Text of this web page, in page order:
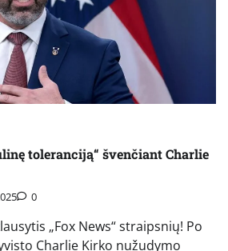
toleranciją“ švenčiant Charlie
0
„Fox News“ straipsnių! Po
Charlie Kirko nužudymo